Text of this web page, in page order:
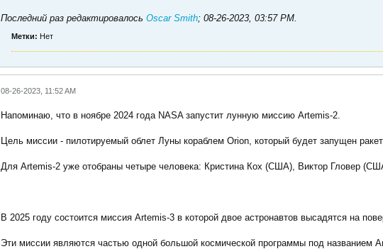
Последний раз редактировалось Oscar Smith; 08-26-2023, 03:57 PM.
Метки: Нет
08-26-2023, 11:52 AM
Напоминаю, что в ноябре 2024 года NASA запустит лунную миссию Artemis-2.
Цель миссии - пилотируемый облет Луны кораблем Orion, который будет запущен
Для Artemis-2 уже отобраны четыре человека: Кристина Кох (США), Виктор Гловер
В 2025 году состоится миссия Artemis-3 в которой двое астронавтов высадятся на
Эти миссии являются частью одной большой космической программы под названием